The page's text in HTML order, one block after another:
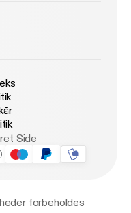
Side
forbeholdes